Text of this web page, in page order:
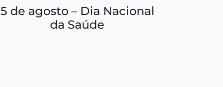
5 de agosto – Dia Nacional
da Saúde